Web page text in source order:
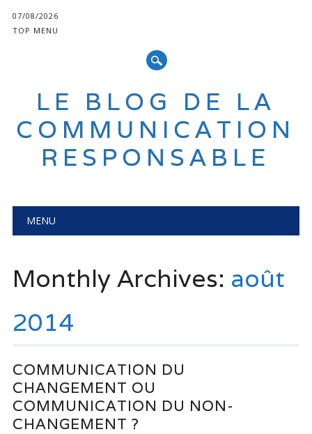
07/08/2026
TOP MENU
LE BLOG DE LA
COMMUNICATION
RESPONSABLE
Main menu
MENU
Monthly Archives: août
2014
COMMUNICATION DU
CHANGEMENT OU
COMMUNICATION DU NON-
CHANGEMENT ?